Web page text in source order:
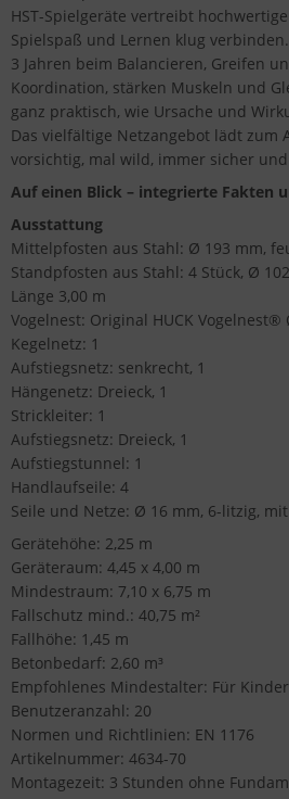
HST-Spielgeräte vertreibt
Spielspaß und Lernen klug
3 Jahren beim Balancieren, Greifen
Koordination, stärken Muskeln und
ganz praktisch, wie Ursache und
Das vielfältige Netzangebot lädt zum
vorsichtig, mal wild, immer sicher
Auf einen Blick – integrierte Fakten
Ausstattung
Mittelpfosten aus Stahl: Ø 193 mm,
Standpfosten aus Stahl: 4 Stück, Ø
Länge 3,00 m
Vogelnest: Original HUCK Vogelnest®
Kegelnetz: 1
Aufstiegsnetz: senkrecht, 1
Hängenetz: Dreieck, 1
Strickleiter: 1
Aufstiegsnetz: Dreieck, 1
Aufstiegstunnel: 1
Handlaufseile: 4
Seile und Netze: Ø 16 mm, 6-litzig,
Gerätehöhe: 2,25 m
Geräteraum: 4,45 x 4,00 m
Mindestraum: 7,10 x 6,75 m
Fallschutz mind.: 40,75 m²
Fallhöhe: 1,45 m
Betonbedarf: 2,60 m³
Empfohlenes Mindestalter: Für
Benutzeranzahl: 20
Normen und Richtlinien: EN 1176
Artikelnummer: 4634-70
Montagezeit: 3 Stunden ohne